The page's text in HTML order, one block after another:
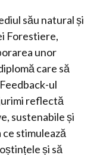
său natural și
Forestiere,
unor
care să
ul
reflectă
sustenabile și
stimulează
și să